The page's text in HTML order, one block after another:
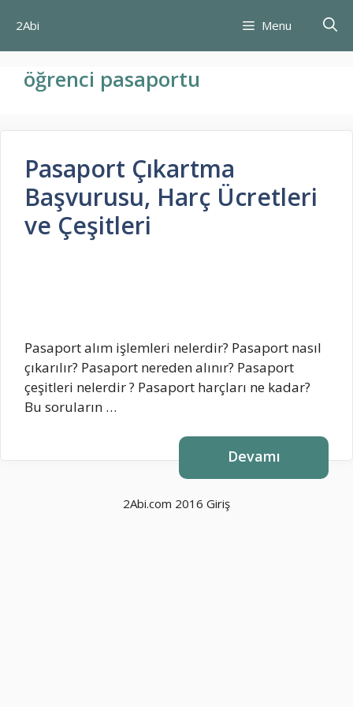
atla2Abi Menu
öğrenci pasaportu
Pasaport Çıkartma
Başvurusu, Harç Ücretleri
ve Çeşitleri
Pasaport alım işlemleri nelerdir? Pasaport nasıl
çıkarılır? Pasaport nereden alınır? Pasaport
çeşitleri nelerdir ? Pasaport harçları ne kadar?
Bu soruların …
Devamı
2Abi.com 2016 Giriş